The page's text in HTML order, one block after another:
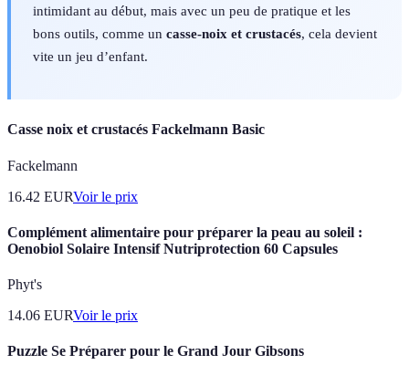
intimidant au début, mais avec un peu de pratique et les
bons outils, comme un casse-noix et crustacés, cela devient
vite un jeu d’enfant.
Casse noix et crustacés Fackelmann Basic
Fackelmann
16.42 EURVoir le prix
Complément alimentaire pour préparer la peau au soleil :
Oenobiol Solaire Intensif Nutriprotection 60 Capsules
Phyt's
14.06 EURVoir le prix
Puzzle Se Préparer pour le Grand Jour Gibsons